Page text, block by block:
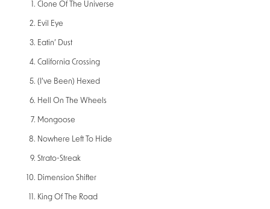
Clone Of The Universe
Evil Eye
Eatin’ Dust
California Crossing
(I’ve Been) Hexed
Hell On The Wheels
Mongoose
Nowhere Left To Hide
Strato-Streak
Dimension Shifter
King Of The Road